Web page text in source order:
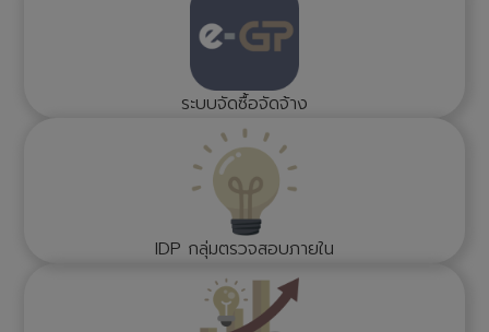
ระบบจัดซื้อจัดจ้าง
IDP กลุ่มตรวจสอบภายใน